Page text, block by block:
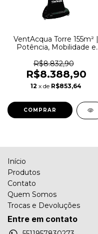
VentAcqua Torre 155m² |
Potência, Mobilidade e
R$8.832,90
R$8.388,90
12 x de R$853,64
COMPRAR
Início
Produtos
Contato
Quem Somos
Trocas e Devoluções
Entre em contato